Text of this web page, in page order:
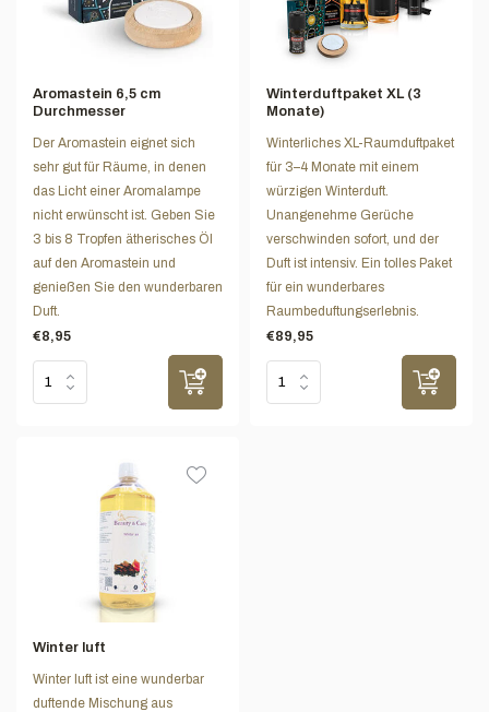
Aromastein 6,5 cm
Durchmesser
Der Aromastein eignet sich
sehr gut für Räume, in denen
das Licht einer Aromalampe
nicht erwünscht ist. Geben Sie
3 bis 8 Tropfen ätherisches Öl
auf den Aromastein und
genießen Sie den wunderbaren
Duft.
€8,95
Winterduftpaket XL (3
Monate)
Winterliches XL-Raumduftpaket
für 3–4 Monate mit einem
würzigen Winterduft.
Unangenehme Gerüche
verschwinden sofort, und der
Duft ist intensiv. Ein tolles Paket
für ein wunderbares
Raumbeduftungserlebnis.
€89,95
Winter luft
Winter luft ist eine wunderbar
duftende Mischung aus